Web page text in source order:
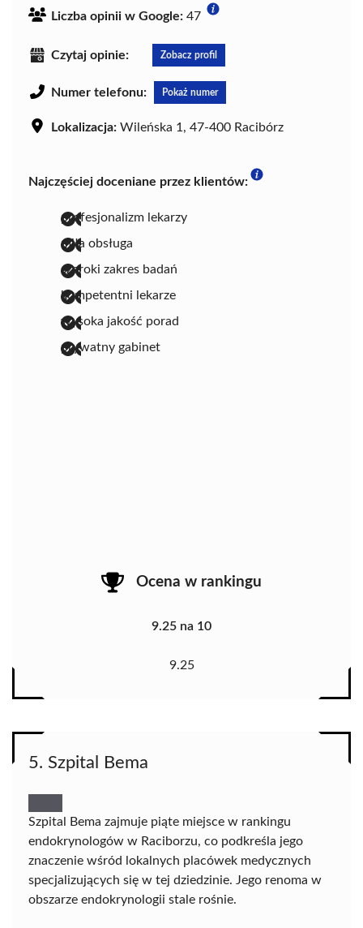
Liczba opinii w Google: 47
Czytaj opinie: Zobacz profil
Numer telefonu: Pokaż numer
Lokalizacja: Wileńska 1, 47-400 Racibórz
Najczęściej doceniane przez klientów:
profesjonalizm lekarzy
miła obsługa
szeroki zakres badań
kompetentni lekarze
wysoka jakość porad
prywatny gabinet
Ocena w rankingu
9.25 na 10
9.25
5. Szpital Bema
Szpital Bema zajmuje piąte miejsce w rankingu
endokrynologów w Raciborzu, co podkreśla jego
znaczenie wśród lokalnych placówek medycznych
specjalizujących się w tej dziedzinie. Jego renoma w
obszarze endokrynologii stale rośnie.